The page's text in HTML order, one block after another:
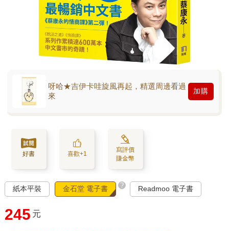
呀哈★吉伊卡哇旋風再起，精選周邊看過
來
加購
好書 喜歡+1
寫評價
賺金幣
紙本平裝 金石堂 電子書 ? Readmoo 電子書
245 元